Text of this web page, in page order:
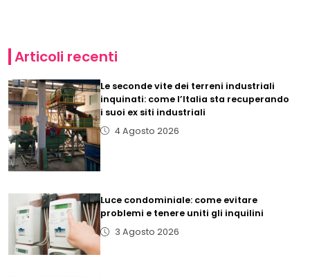
Articoli recenti
Le seconde vite dei terreni industriali
inquinati: come l’Italia sta recuperando
i suoi ex siti industriali
4 Agosto 2026
Luce condominiale: come evitare
problemi e tenere uniti gli inquilini
3 Agosto 2026